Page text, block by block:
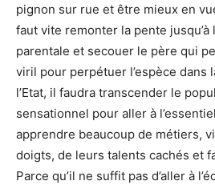
pignon sur rue et être mieux en
faut vite remonter la pente jusqu’à
parentale et secouer le père qui
viril pour perpétuer l’espèce dans
l’Etat, il faudra transcender le
sensationnel pour aller à
apprendre beaucoup de métiers,
doigts, de leurs talents cachés et
Parce qu’il ne suffit pas d’aller à